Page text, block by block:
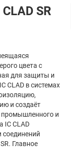
SR
цвета с
для защиты и
CLAD в системах
и создаёт
промышленного и
IC CLAD
соединений
Главное